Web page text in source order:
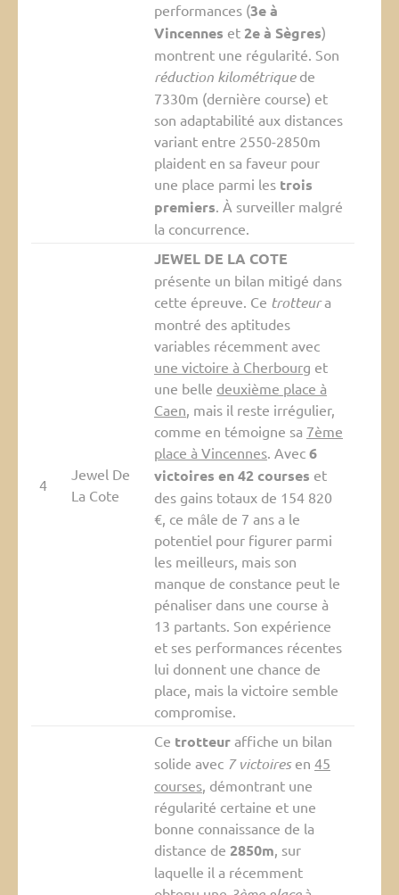
performances (3e à
Vincennes et 2e à Sègres)
montrent une régularité. Son
réduction kilométriquede
7330m (dernière course) et
son adaptabilité aux distances
variant entre 2550-2850m
plaident en sa faveur pour
une place parmi les trois
premiers. À surveiller malgré
la concurrence.
4
Jewel De
La Cote
JEWEL DE LA COTE
présente un bilan mitigé dans
cette épreuve. Ce trotteura
montré des aptitudes
variables récemment avec
une victoire à Cherbourg et
une belle deuxième place à
Caen, mais il reste irrégulier,
comme en témoigne sa 7ème
place à Vincennes. Avec 6
victoires en 42 courses et
des gains totaux de 154 820
€, ce mâle de 7 ans a le
potentiel pour figurer parmi
les meilleurs, mais son
manque de constance peut le
pénaliser dans une course à
13 partants. Son expérience
et ses performances récentes
lui donnent une chance de
place, mais la victoire semble
compromise.
Ce trotteuraffiche un bilan
solide avec 7 victoiresen 45
courses, démontrant une
régularité certaine et une
bonne connaissance de la
distance de 2850m, sur
laquelle il a récemment